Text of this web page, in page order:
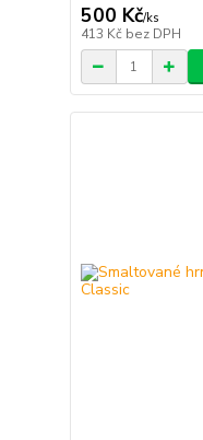
500 Kč/ks
413 Kč bez DPH